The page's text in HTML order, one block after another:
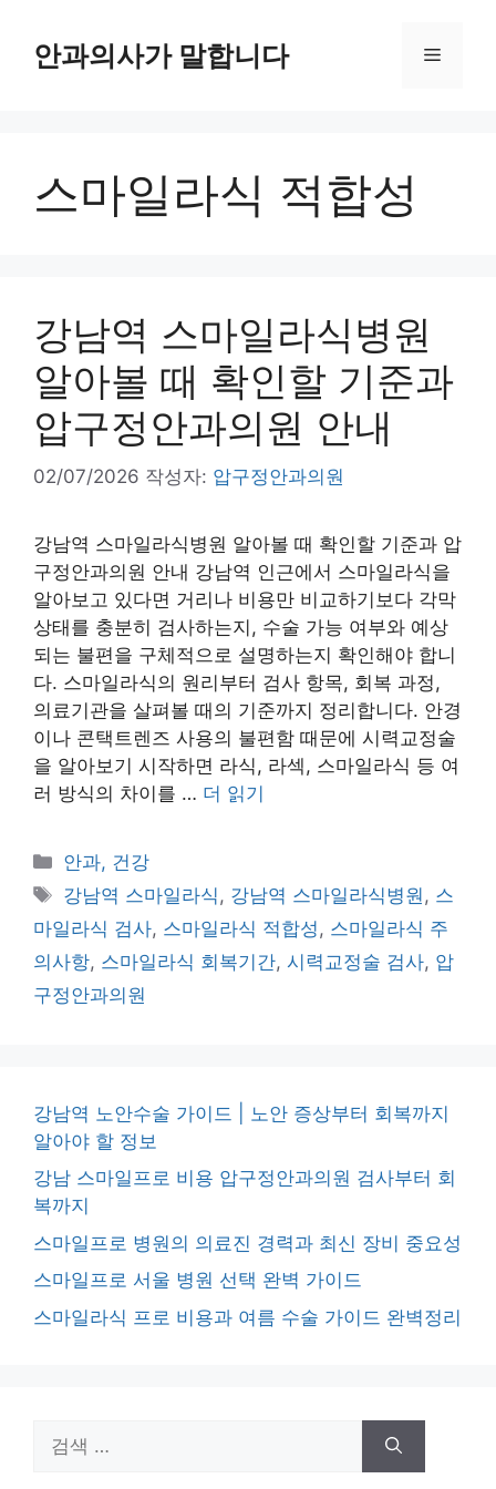
안과의사가 말합니다 메
스마일라식 적합성
강남역 스마일라식병원
알아볼 때 확인할 기준과
압구정안과의원 안내
02/07/2026 작성자: 압구정안과의원
강남역 스마일라식병원 알아볼 때 확인할 기준과 압
구정안과의원 안내 강남역 인근에서 스마일라식을
알아보고 있다면 거리나 비용만 비교하기보다 각막
상태를 충분히 검사하는지, 수술 가능 여부와 예상
되는 불편을 구체적으로 설명하는지 확인해야 합니
다. 스마일라식의 원리부터 검사 항목, 회복 과정,
의료기관을 살펴볼 때의 기준까지 정리합니다. 안경
이나 콘택트렌즈 사용의 불편함 때문에 시력교정술
을 알아보기 시작하면 라식, 라섹, 스마일라식 등 여
러 방식의 차이를 … 더 읽기
카
테
고
리
안과, 건강
태
그
강남역 스마일라식 , 강남역 스마일라식병원 , 스
마일라식 검사, 스마일라식 적합성 , 스마일라식 주
의사항, 스마일라식 회복기간, 시력교정술 검사, 압
구정안과의원
강남역 노안수술 가이드 | 노안 증상부터 회복까지
알아야 할 정보
강남 스마일프로 비용 압구정안과의원 검사부터 회
복까지
스마일프로 병원의 의료진 경력과 최신 장비 중요성
스마일프로 서울 병원 선택 완벽 가이드
스마일라식 프로 비용과 여름 수술 가이드 완벽정리
색: